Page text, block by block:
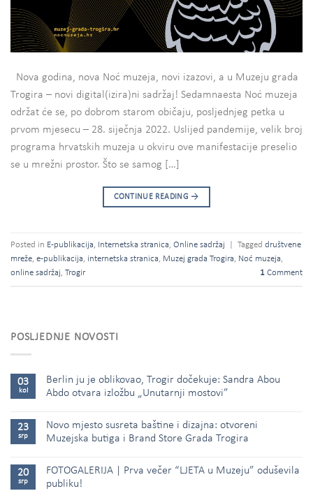
Nova godina, nova Noć muzeja, novi izazovi, a u Muzeju grada
Trogira – novi digital(izira)ni sadržaj! Sedamnaesta Noć muzeja
održat će se, po dobrom starom običaju, posljednjeg petka u
prvom mjesecu – 28. siječnja 2022. Uslijed pandemije, velik broj
programa hrvatskih muzeja u okviru ove manifestacije preselio
se u mrežni prostor. Što se samog […]
CONTINUE READING →
Posted in E-publikacija, Internetska stranica, Online sadržaj Tagged društvene
mreže, e-publikacija, internetska stranica, Muzej grada Trogira, Noć muzeja,
online sadržaj, Trogir 1 Comment
POSLJEDNJE NOVOSTI
03
kol
Berlin ju je oblikovao, Trogir dočekuje: Sandra Abou
Abdo otvara izložbu „Unutarnji mostovi”
23
srp
Novo mjesto susreta baštine i dizajna: otvoreni
Muzejska butiga i Brand Store Grada Trogira
20
srp
FOTOGALERIJA | Prva večer “LJETA u Muzeju” oduševila
publiku!